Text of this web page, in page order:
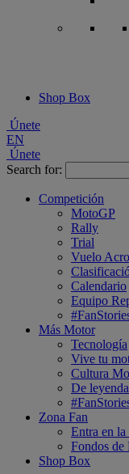
Shop Box
Únete
EN
Únete
Search for:
Competición
MotoGP
Rally
Trial
Vuelo
Calendario
Equipo
Más Motor
Tecnología
Vive tu
Cultura
De leyenda
Zona Fan
Entra en la
Fondos de
Shop Box